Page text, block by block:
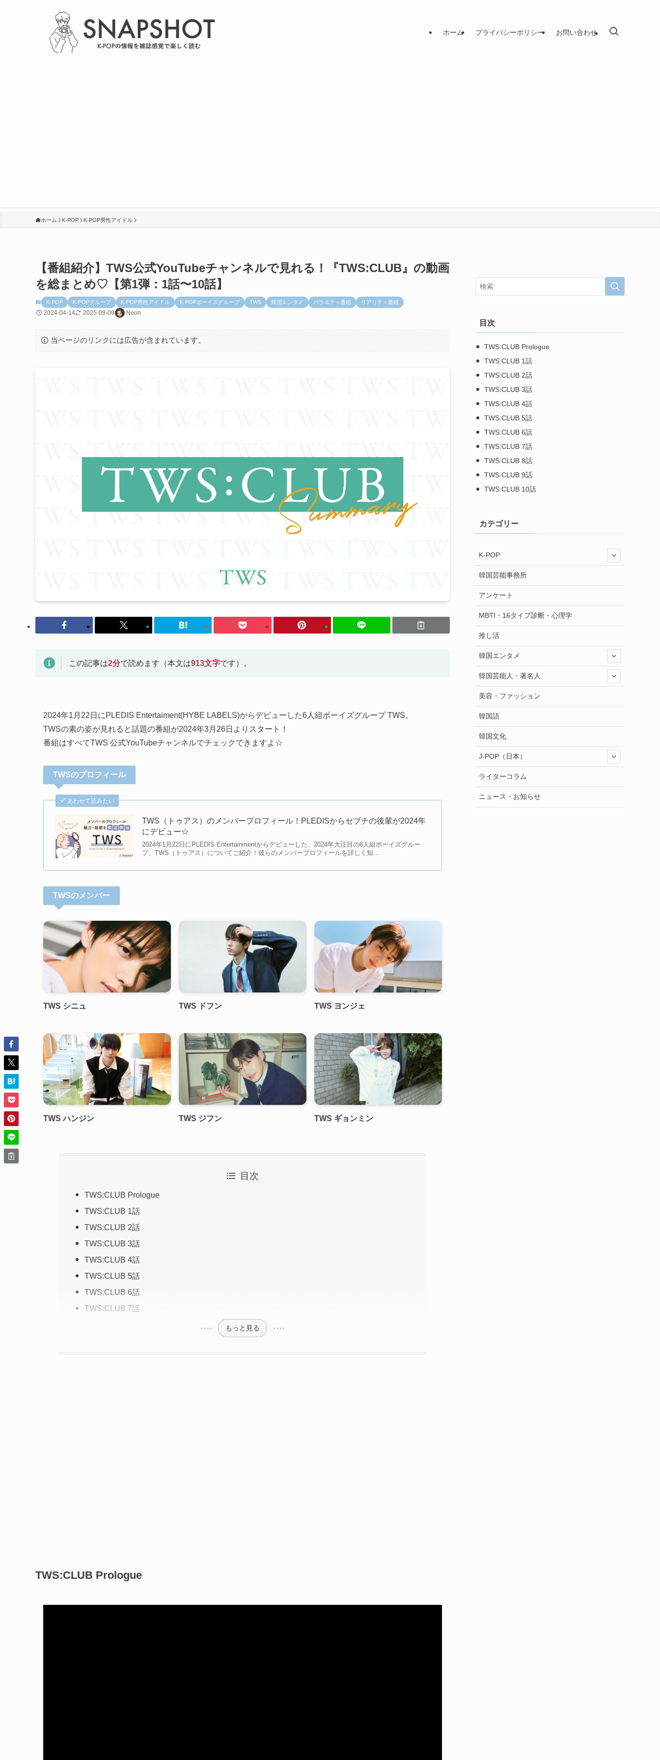
ホーム プライバシーポリシー お問い合わせ
ホーム K-POP K-POP男性アイドル
【番組紹介】TWS公式YouTubeチャンネルで見れる！『TWS:CLUB』の動画
を総まとめ♡【第1弾：1話〜10話】
K-POP K-POPグループ K-POP男性アイドル K-POPボーイズグループ TWS 韓国エンタメ バラエティ番組 リアリティ番組
2024-04-14 2025-09-09 Neon
当ページのリンクには広告が含まれています。
この記事は2分で読めます（本文は913文字です）。
2024年1月22日にPLEDIS Entertaiment(HYBE LABELS)からデビューした6人組ボーイズグループ TWS。
TWSの素の姿が見れると話題の番組が2024年3月26日よりスタート！
番組はすべてTWS 公式YouTubeチャンネルでチェックできますよ☆
TWSのプロフィール
あわせて読みたい
TWS（トゥアス）のメンバープロフィール！PLEDISからセブチの後輩が2024年
にデビュー☆
2024年1月22日にPLEDIS Entertainmentからデビューした、2024年大注目の6人組ボーイズグルー
プ、TWS（トゥアス）についてご紹介！彼らのメンバープロフィールを詳しく知…
TWSのメンバー
TWS シニュ TWS ドフン TWS ヨンジェ
TWS ハンジン TWS ジフン TWS ギョンミン
目次
TWS:CLUB Prologue
TWS:CLUB 1話
TWS:CLUB 2話
TWS:CLUB 3話
TWS:CLUB 4話
TWS:CLUB 5話
TWS:CLUB 6話
TWS:CLUB 7話
もっと見る
TWS:CLUB Prologue
目次
TWS:CLUB Prologue
TWS:CLUB 1話
TWS:CLUB 2話
TWS:CLUB 3話
TWS:CLUB 4話
TWS:CLUB 5話
TWS:CLUB 6話
TWS:CLUB 7話
TWS:CLUB 8話
TWS:CLUB 9話
TWS:CLUB 10話
カテゴリー
K-POP
韓国芸能事務所
アンケート
MBTI・16タイプ診断・心理学
推し活
韓国エンタメ
韓国芸能人・著名人
美容・ファッション
韓国語
韓国文化
J-POP（日本）
ライターコラム
ニュース・お知らせ